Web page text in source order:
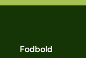
Fodbold